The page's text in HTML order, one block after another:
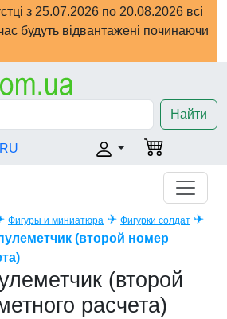
з 25.07.2026 по 20.08.2026 всі
будуть відвантажені починаючи
Найти
RU
Фигуры и миниатюра ✈ Фигурки солдат ✈
(второй номер
(второй
расчета)